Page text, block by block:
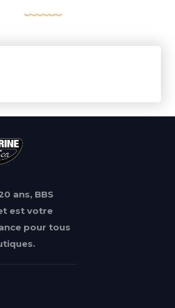
ans, BBS
est votre
pour tous